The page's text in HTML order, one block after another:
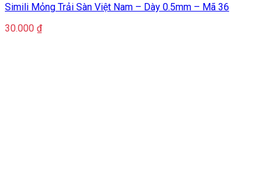
Simili Mỏng Trải Sàn Việt Nam – Dày 0.5mm – Mã 36
30.000 ₫